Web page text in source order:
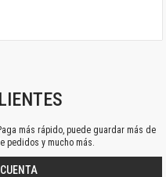
más rápido, puede guardar más de
pedidos y mucho más.